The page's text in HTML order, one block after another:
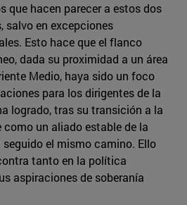
que hacen parecer a estos dos
salvo en excepciones
Esto hace que el flanco
dada su proximidad a un área
Medio, haya sido un foco
para los dirigentes de la
logrado, tras su transición a la
un aliado estable de la
seguido el mismo camino. Ello
tanto en la política
aspiraciones de soberanía